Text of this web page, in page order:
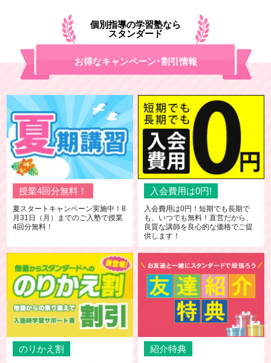
個別指導の学習塾なら
スタンダード
お得なキャンペーン･割引情報
授業4回分無料！
夏スタートキャンペーン実施中！8
月31日（月）までのご入塾で授業
4回分無料！
入会費用は0円!
入会費用は0円！短期でも長期で
も、いつでも無料！直営だから、
良質な講師を良心的な価格でご提
供します！
のりかえ割 紹介特典